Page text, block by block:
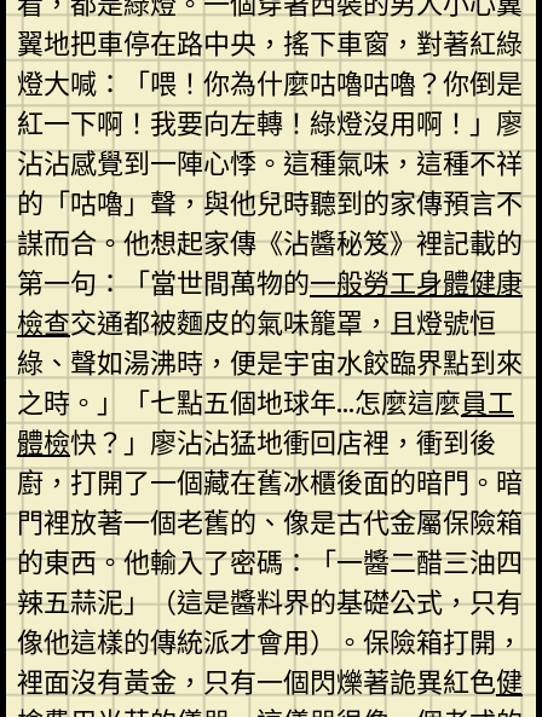
翼地把車停在路中央，搖下車窗，對著紅綠
燈大喊：「喂！你為什麼咕嚕咕嚕？你倒是
紅一下啊！我要向左轉！綠燈沒用啊！」廖
沾沾感覺到一陣心悸。這種氣味，這種不祥
的「咕嚕」聲，與他兒時聽到的家傳預言不
謀而合。他想起家傳《沾醬秘笈》裡記載的
第一句：「當世間萬物的一般勞工身體健康
檢查交通都被麵皮的氣味籠罩，且燈號恒
綠、聲如湯沸時，便是宇宙水餃臨界點到來
之時。」「七點五個地球年…怎麼這麼員工
體檢快？」廖沾沾猛地衝回店裡，衝到後
廚，打開了一個藏在舊冰櫃後面的暗門。暗
門裡放著一個老舊的、像是古代金屬保險箱
的東西。他輸入了密碼：「一醬二醋三油四
辣五蒜泥」（這是醬料界的基礎公式，只有
像他這樣的傳統派才會用）。保險箱打開，
裡面沒有黃金，只有一個閃爍著詭異紅色健